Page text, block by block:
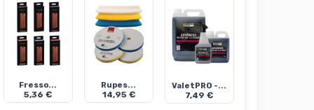
Fresso...
5,36 €
Rupes...
14,95 €
ValetPRO -...
7,49 €